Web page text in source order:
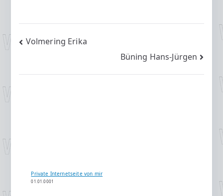
Beitragsnavigation
Volmering Erika
Büning Hans-Jürgen
Private Internetseite von mir
01.01.0001